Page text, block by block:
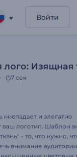
Войти
Изящная
7 сек
ниспадает и элегатно
ваш логотип. Шаблон
- то, что нужно,
внимание